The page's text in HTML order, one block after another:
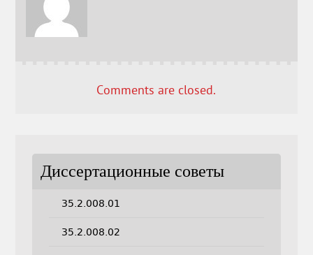
Comments are closed.
Диссертационные советы
35.2.008.01
35.2.008.02